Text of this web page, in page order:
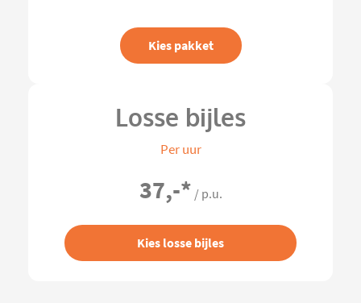
Kies pakket
Losse bijles
Per uur
37,-* / p.u.
Kies losse bijles